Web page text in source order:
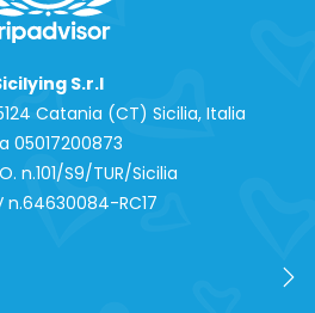
S.r.l
Catania (CT) Sicilia, Italia
0‍5017200873
n.101/S9/TUR/Sicilia
n.64630084-RC17